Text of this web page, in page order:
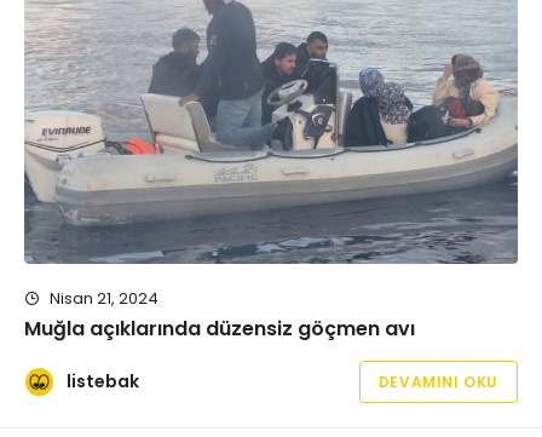
Nisan 21, 2024
Muğla açıklarında düzensiz göçmen avı
listebak DEVAMINI OKU